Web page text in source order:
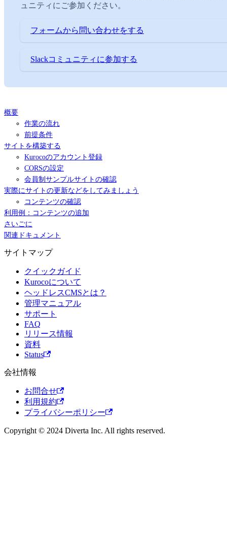
ュニティにご参加ください。
フォームから問い合わせをする
Slackコミュニティに参加する
概要
作業の流れ
前提条件
サイトを構築する
Kurocoのアカウント登録
CORSの設定
会員制サンプルサイトの確認
実際にサイトの更新などをしてみましょう
コンテンツの確認
利用例：コンテンツの追加
さいごに
関連ドキュメント
サイトマップ
クイックガイド
Kurocoについて
ヘッドレスCMSとは？
管理マニュアル
サポート
FAQ
リリース情報
資料
Status
会社情報
お問合せ
利用規約
プライバシーポリシー
Copyright © 2024 Diverta Inc. All rights reserved.